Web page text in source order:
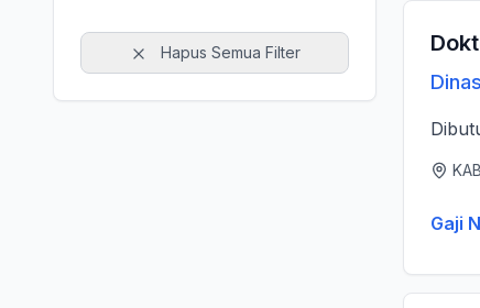
Hapus Semua Filter
Gaji